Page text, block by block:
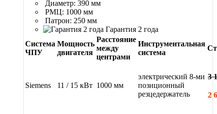
Диаметр: 390 мм
РМЦ: 1000 мм
Патрон: 250 мм
Гарантия 2 года
Система
ЧПУ
Мощность
двигателя
Расстояние
между
центрами
Инструментальная
система
Siemens 11 / 15 кВт 1000 мм
электрический 8-ми
позиционный
резцедержатель
3
2